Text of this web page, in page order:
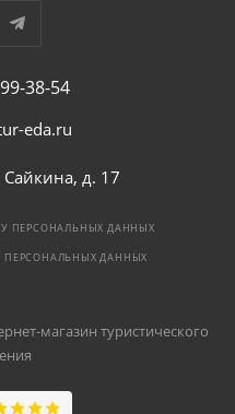
38-54
eda.ru
Сайкина, д. 17
ПЕРСОНАЛЬНЫХ ДАННЫХ
ПЕРСОНАЛЬНЫХ ДАННЫХ
магазин туристического